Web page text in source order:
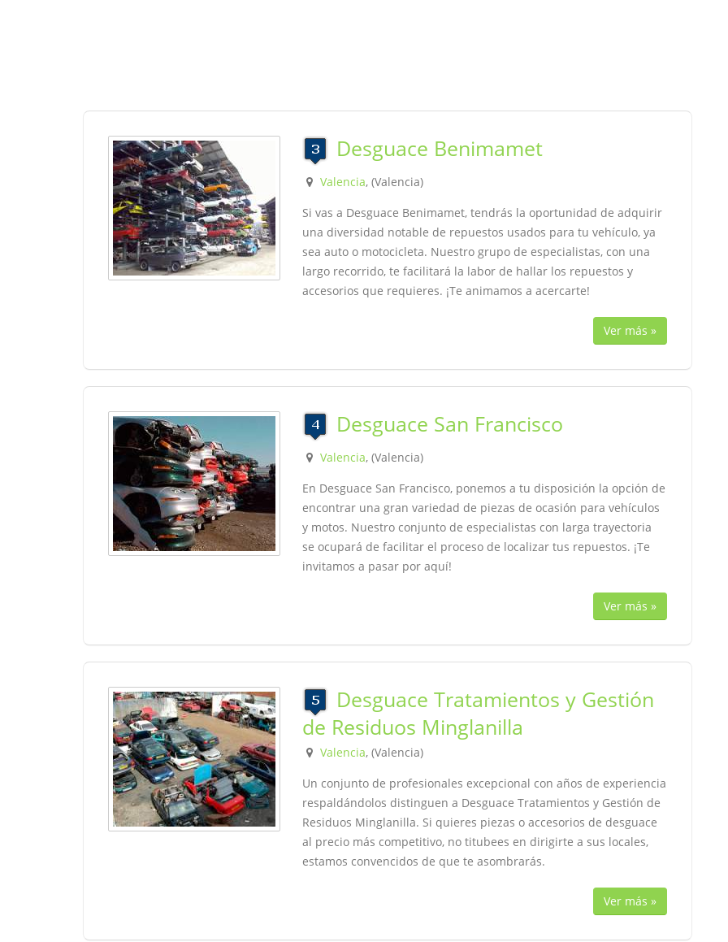
Desguace Benimamet
Valencia, (Valencia)
Si vas a Desguace Benimamet, tendrás la oportunidad de adquirir
una diversidad notable de repuestos usados para tu vehículo, ya
sea auto o motocicleta. Nuestro grupo de especialistas, con una
largo recorrido, te facilitará la labor de hallar los repuestos y
accesorios que requieres. ¡Te animamos a acercarte!
Ver más »
Desguace San Francisco
Valencia, (Valencia)
En Desguace San Francisco, ponemos a tu disposición la opción de
encontrar una gran variedad de piezas de ocasión para vehículos
y motos. Nuestro conjunto de especialistas con larga trayectoria
se ocupará de facilitar el proceso de localizar tus repuestos. ¡Te
invitamos a pasar por aquí!
Ver más »
Desguace Tratamientos y Gestión
de Residuos Minglanilla
Valencia, (Valencia)
Un conjunto de profesionales excepcional con años de experiencia
respaldándolos distinguen a Desguace Tratamientos y Gestión de
Residuos Minglanilla. Si quieres piezas o accesorios de desguace
al precio más competitivo, no titubees en dirigirte a sus locales,
estamos convencidos de que te asombrarás.
Ver más »